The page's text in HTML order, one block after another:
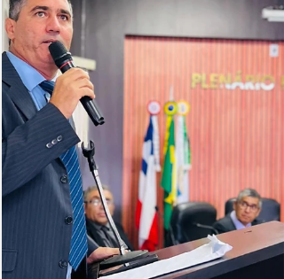
Informações iniciais apontam que o filho
o principal suspeito do ocorrido. Joaldo era
bastante con